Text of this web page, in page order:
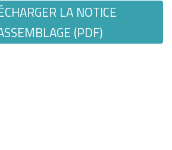
LA NOTICE
(PDF)